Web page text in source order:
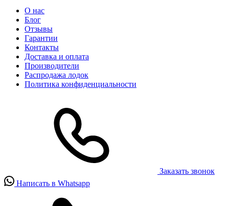
О нас
Блог
Отзывы
Гарантии
Контакты
Доставка и оплата
Производители
Распродажа лодок
Политика конфиденциальности
Заказать звонок
Написать в Whatsapp